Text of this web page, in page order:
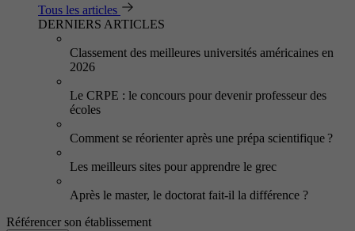
Tous les articles
DERNIERS ARTICLES
Classement des meilleures universités américaines en
2026
Le CRPE : le concours pour devenir professeur des
écoles
Comment se réorienter après une prépa scientifique ?
Les meilleurs sites pour apprendre le grec
Après le master, le doctorat fait-il la différence ?
Référencer son établissement